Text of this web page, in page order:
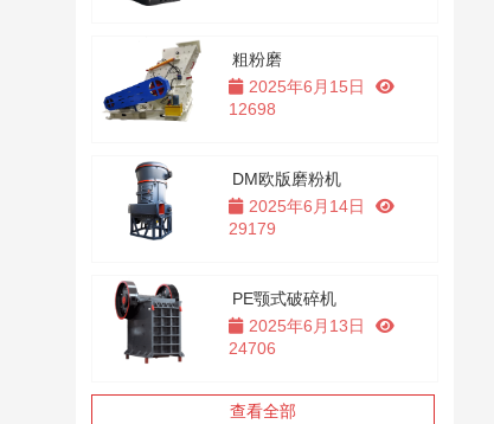
粗粉磨
2025年6月15日
12698
DM欧版磨粉机
2025年6月14日
29179
PE颚式破碎机
2025年6月13日
24706
查看全部